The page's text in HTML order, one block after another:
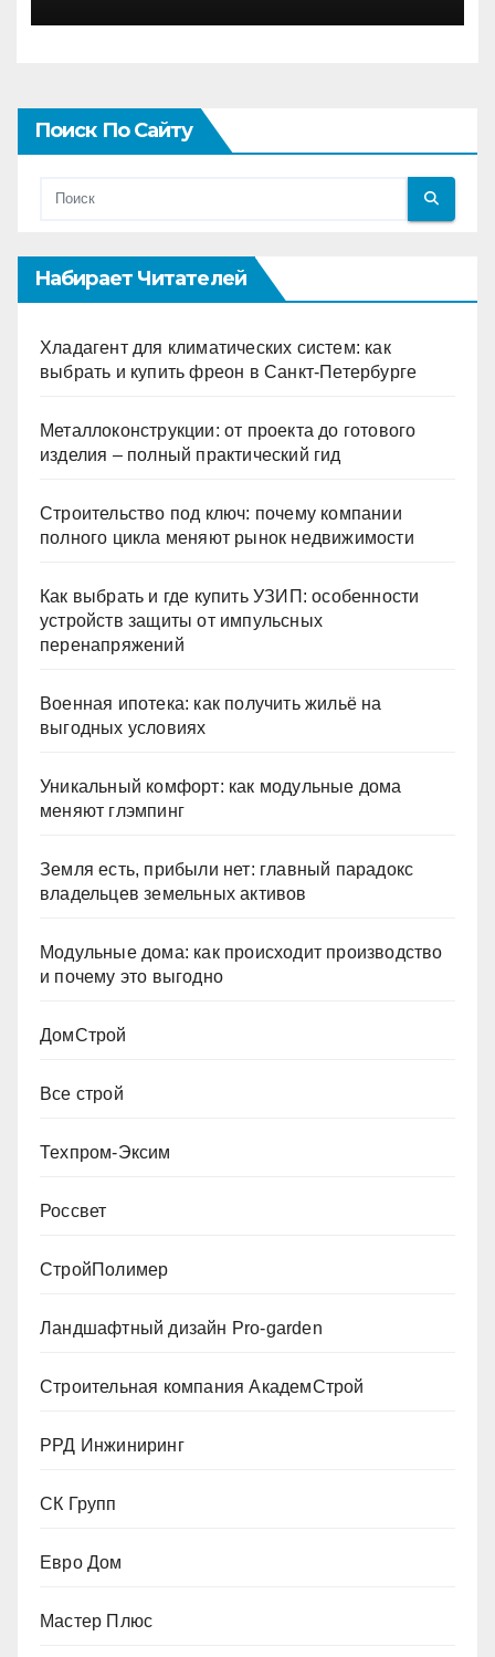
Поиск По Сайту
Набирает Читателей
Хладагент для климатических систем: как
выбрать и купить фреон в Санкт-Петербурге
Металлоконструкции: от проекта до готового
изделия – полный практический гид
Строительство под ключ: почему компании
полного цикла меняют рынок недвижимости
Как выбрать и где купить УЗИП: особенности
устройств защиты от импульсных
перенапряжений
Военная ипотека: как получить жильё на
выгодных условиях
Уникальный комфорт: как модульные дома
меняют глэмпинг
Земля есть, прибыли нет: главный парадокс
владельцев земельных активов
Модульные дома: как происходит производство
и почему это выгодно
ДомСтрой
Все строй
Техпром-Эксим
Россвет
СтройПолимер
Ландшафтный дизайн Pro-garden
Строительная компания АкадемСтрой
РРД Инжиниринг
СК Групп
Евро Дом
Мастер Плюс